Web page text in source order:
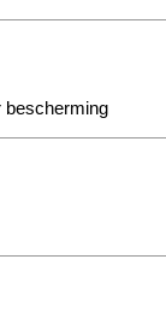
bescherming